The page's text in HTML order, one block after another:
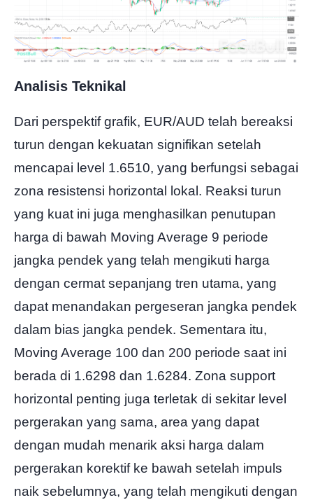
Analisis Teknikal
Dari perspektif grafik, EUR/AUD telah bereaksi
turun dengan kekuatan signifikan setelah
mencapai level 1.6510, yang berfungsi sebagai
zona resistensi horizontal lokal. Reaksi turun
yang kuat ini juga menghasilkan penutupan
harga di bawah Moving Average 9 periode
jangka pendek yang telah mengikuti harga
dengan cermat sepanjang tren utama, yang
dapat menandakan pergeseran jangka pendek
dalam bias jangka pendek. Sementara itu,
Moving Average 100 dan 200 periode saat ini
berada di 1.6298 dan 1.6284. Zona support
horizontal penting juga terletak di sekitar level
pergerakan yang sama, area yang dapat
dengan mudah menarik aksi harga dalam
pergerakan korektif ke bawah setelah impuls
naik sebelumnya, yang telah mengikuti dengan